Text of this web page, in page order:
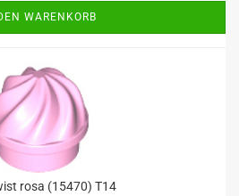
WARENKORB
rosa (15470) T14